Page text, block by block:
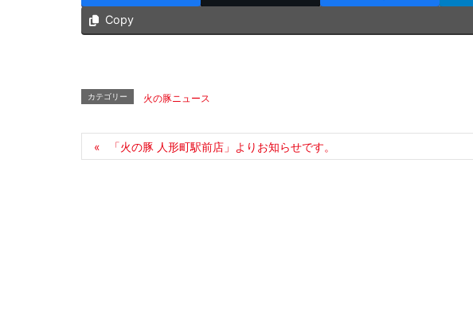
Copy
カテゴリー 火の豚ニュース
「火の豚 人形町駅前店」よりお知らせです。